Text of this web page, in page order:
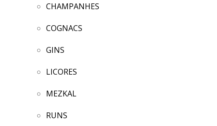
CHAMPANHES
COGNACS
GINS
LICORES
MEZKAL
RUNS